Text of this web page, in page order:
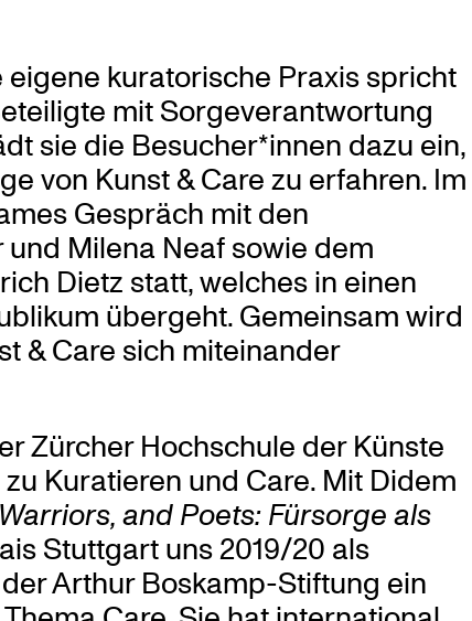
kuratorische Praxis spricht
mit Sorgeverantwortung
sie die Besucher*innen dazu ein,
von Kunst & Care zu erfahren. Im
Gespräch mit den
Milena Neaf sowie dem
Dietz statt, welches in einen
übergeht. Gemeinsam wird
& Care sich miteinander
Zürcher Hochschule der Künste
Kuratieren und Care. Mit Didem
and Poets: Fürsorge als
Stuttgart uns 2019/20 als
Arthur Boskamp-Stiftung ein